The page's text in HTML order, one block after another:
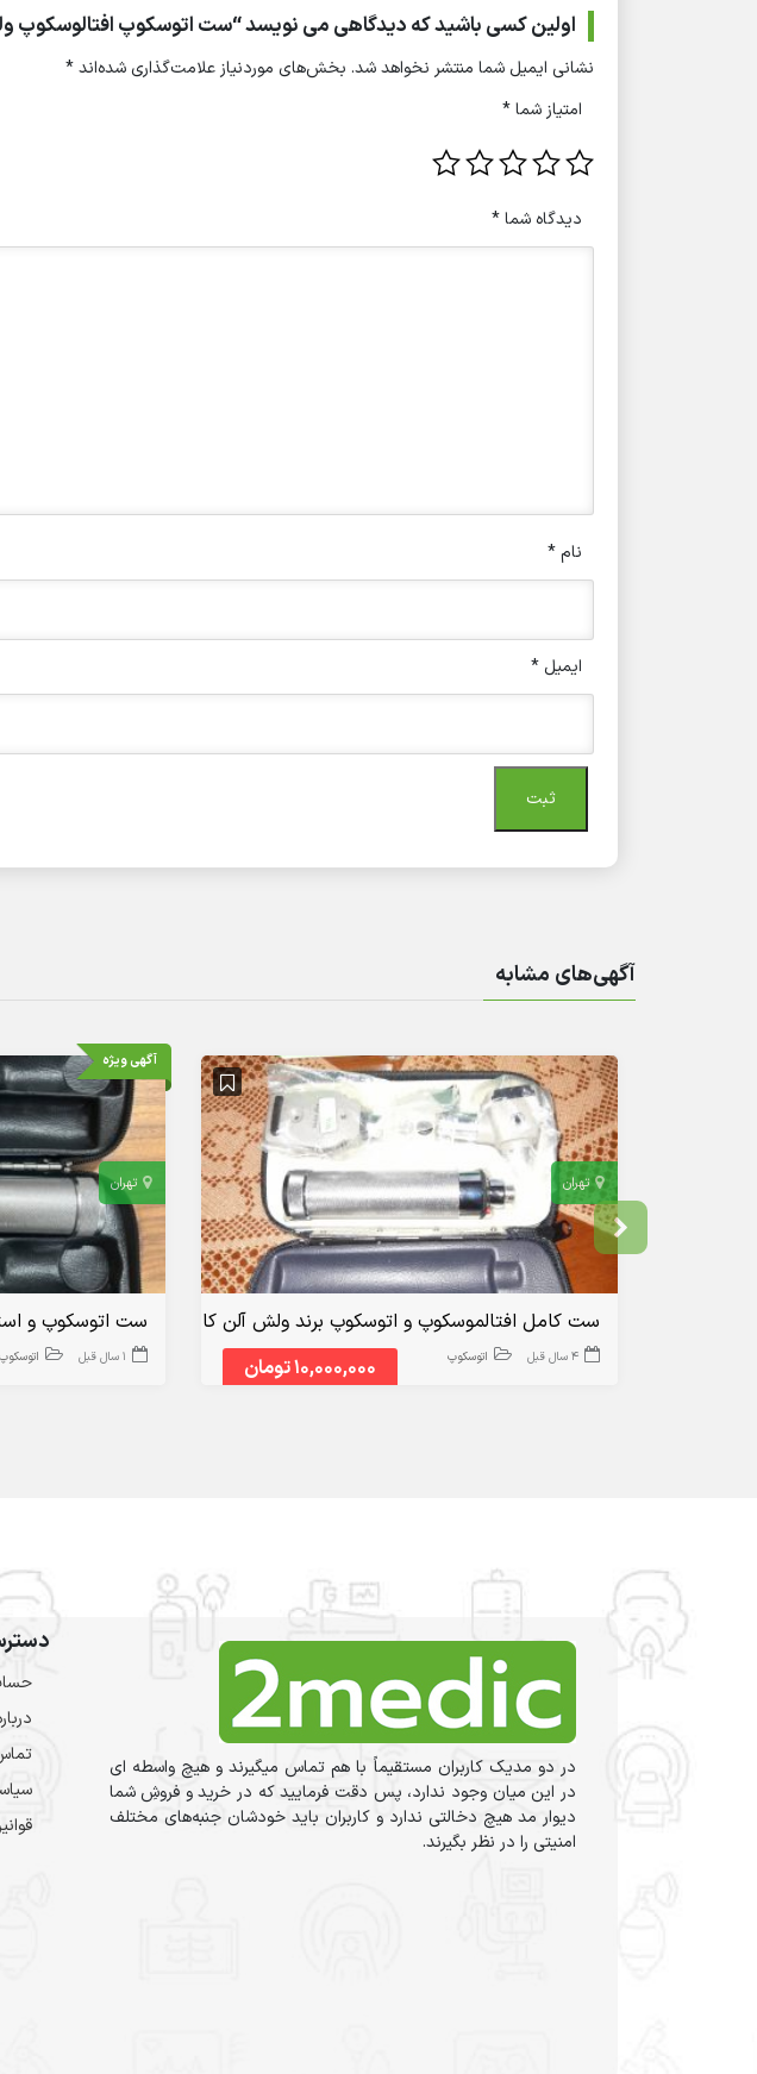
اولین کسی باشید که دیدگاهی می نویسد “ست اتوسکوپ افتالوسکوپ
نشانی ایمیل شما منتشر نخواهد شد. بخش‌های موردنیاز علامت‌گذاری شده‌اند*
امتیاز شما*
دیدگاه شما*
نام*
ایمیل *
آگهی‌های مشابه
تهران
10,000,000 تومان
ست کامل افتالموسکوپ و اتوسکوپ برند ولش آلن کاملا نو
4 سال قبل اتوسکوپ
آگهی ویژه
تهران
ست اتوسکوپ و
1 سال قبل اتوسکوپ
در دو مدیک کاربران مستقیماً با هم تماس میگیرند و هیچ واسطه ای
در این میان وجود ندارد، پس دقت فرمایید که در خرید و فروشِ شما
دیوار مد هیچ دخالتی ندارد و کاربران باید خودشان جنبه‌های مختلف
امنیتی را در نظر بگیرند.